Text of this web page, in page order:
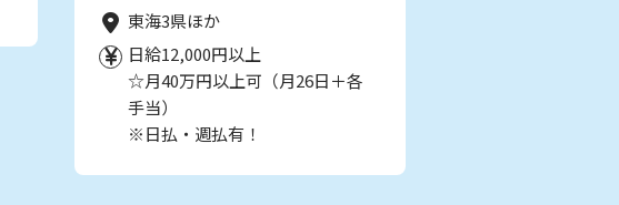
東海3県ほか
日給12,000円以上
☆月40万円以上可（月26日＋各
手当）
※日払・週払有！